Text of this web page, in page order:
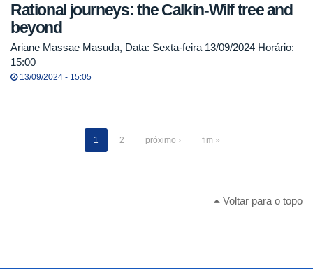
Rational journeys: the Calkin-Wilf tree and
beyond
Ariane Massae Masuda, Data: Sexta-feira 13/09/2024 Horário:
15:00
13/09/2024 - 15:05
1 2 próximo › fim »
Voltar para o topo